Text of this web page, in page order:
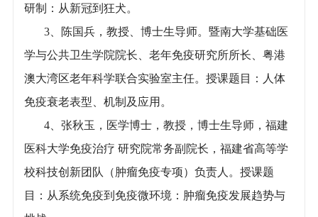
研制：从新冠到狂犬。
3、陈国兵，教授、博士生导师。暨南大学基础医
学与公共卫生学院院长、老年免疫研究所所长、粤港
澳大湾区老年科学联合实验室主任。授课题目：人体
免疫衰老表型、机制及应用。
4、张秋玉，医学博士，教授，博士生导师，福建
医科大学免疫治疗 研究院常务副院长，福建省高等学
校科技创新团队（肿瘤免疫专项）负责人。授课题
目：从系统免疫到免疫微环境：肿瘤免疫发展趋势与